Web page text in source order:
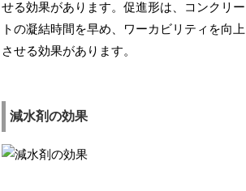
せる効果があります。促進形は、コンクリー
トの凝結時間を早め、ワーカビリティを向上
させる効果があります。
減水剤の効果